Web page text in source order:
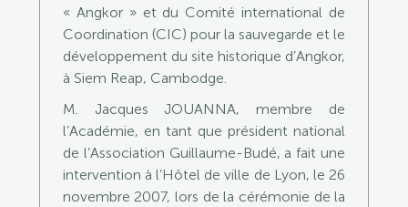
« Angkor » et du Comité international de
Coordination (CIC) pour la sauvegarde et le
développement du site historique d’Angkor,
à Siem Reap, Cambodge.
M. Jacques JOUANNA, membre de
l’Académie, en tant que président national
de l’Association Guillaume-Budé, a fait une
intervention à l’Hôtel de ville de Lyon, le 26
novembre 2007, lors de la cérémonie de la